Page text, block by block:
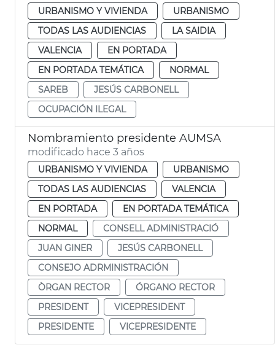
URBANISMO Y VIVIENDA
URBANISMO
TODAS LAS AUDIENCIAS
LA SAIDIA
VALENCIA
EN PORTADA
EN PORTADA TEMÁTICA
NORMAL
SAREB
JESÚS CARBONELL
OCUPACIÓN ILEGAL
Nombramiento presidente AUMSA
modificado hace 3 años
URBANISMO Y VIVIENDA
URBANISMO
TODAS LAS AUDIENCIAS
VALENCIA
EN PORTADA
EN PORTADA TEMÁTICA
NORMAL
CONSELL ADMINISTRACIÓ
JUAN GINER
JESÚS CARBONELL
CONSEJO ADRMINISTRACIÓN
ÒRGAN RECTOR
ÓRGANO RECTOR
PRESIDENT
VICEPRESIDENT
PRESIDENTE
VICEPRESIDENTE